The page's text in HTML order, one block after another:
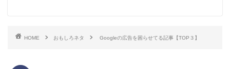
HOME おもしろネタ Googleの広告を困らせてる記事【TOP３】